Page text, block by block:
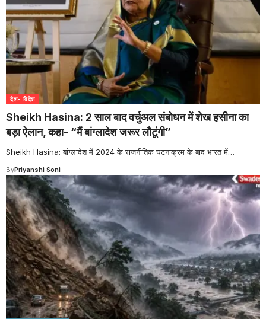
देश- विदेश
Sheikh Hasina: 2 साल बाद वर्चुअल संबोधन में शेख हसीना का
बड़ा ऐलान, कहा- “मैं बांग्लादेश जरूर लौटूंगी”
Sheikh Hasina: बांग्लादेश में 2024 के राजनीतिक घटनाक्रम के बाद भारत में…
ByPriyanshi Soni